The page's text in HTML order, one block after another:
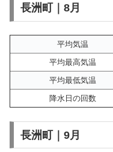
長洲町｜8月
平均気温
平均最高気温
平均最低気温
降水日の回数
長洲町｜9月